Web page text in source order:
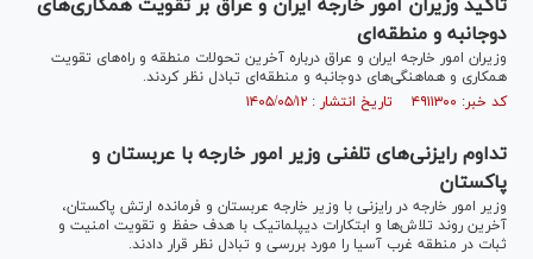
تاکید وزیران امور خارجه ایران و عراق بر تقویت همکاری‌های
دوجانبه و منطقه‌ای
وزیران امور خارجه ایران و عراق درباره آخرین تحولات منطقه و راه‌های تقویت
همکاری و هماهنگی‌های دوجانبه و منطقه‌ای تبادل نظر کردند.
کد خبر: ۴۹۱۱۳۰۰ تاریخ انتشار : ۱۴۰۵/۰۵/۱۲
تداوم رایزنی‌های تلفنی وزیر امور خارجه با عربستان و
پاکستان
وزیر امور خارجه در رایزنی با وزیر خارجه عربستان و فرمانده ارتش پاکستان،
آخرین روند تلاش‌ها و ابتکارات دیپلماتیک با هدف حفظ و تقویت امنیت و
ثبات در منطقه غرب آسیا را مورد بررسی و تبادل نظر قرار دادند.